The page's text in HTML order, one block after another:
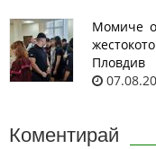
Момиче
Пловдив
Коментирай